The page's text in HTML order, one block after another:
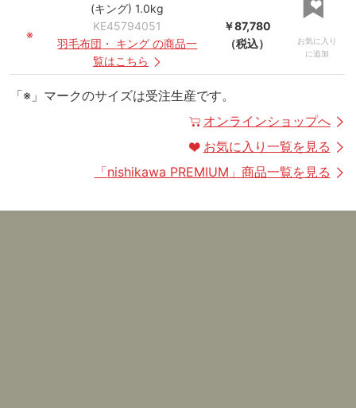
※
(キング) 1.0kg
KE45794051
羽毛布団 ・ キング の商品一
覧はこちら
￥87,780
（税込）
お気に入り
に追加
「※」マークのサイズは受注生産です。
オンラインショップへ
お気に入り一覧を見る
「nishikawa PREMIUM 」商品一覧を見る